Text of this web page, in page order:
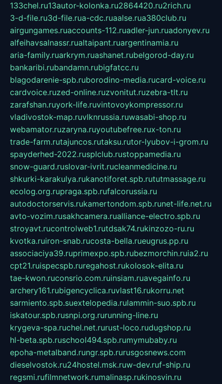
133chel.ru13autor-kolonka.ru2864420.ru2rich.ru
3-d-file.ru3d-file.rua-cdc.ruaalse.rua380club.ru
airgungames.ruaccounts-112.ruadler-jun.ruadonyev.ru
alfeihavsalnassr.rualtaipant.ruargentinamia.ru
aria-family.ruarkrym.ruashanet.rubelgorod-day.ru
bankaribi.rubandamn.rubigfatcc.ru
blagodarenie-spb.ruborodino-media.rucard-voice.ru
cardvoice.ruzed-online.ruzvonitut.ruzebra-tlt.ru
zarafshan.ruyork-life.ruvintovoykompressor.ru
vladivostok-map.ruvlknrussia.ruwasabi-shop.ru
webamator.ruzaryna.ruyoutubefree.rux-ton.ru
trade-farm.rutajuncos.rutaksu.rutor-lyubov-i-grom.ru
spayderhed-2022.rusplclub.rustoppamedia.ru
snow-guard.ruslovar-ivrit.rucleanmedicine.ru
shkurki-karakulya.rukanotiforet.spb.rututmassage.ru
ecolog.org.rupraga.spb.rufalcorussia.ru
autodoctorservis.rukamertondom.spb.runet-life.net.ru
avto-vozim.rusakhcamera.rualliance-electro.spb.ru
stroyavt.rucontrolweb1.rutdsak74.rukinzozo-ru.ru
kvotka.ruiron-snab.rucosta-bella.rueugrus.pp.ru
associaciya39.ruprimexpo.spb.rubezmorchin.ruia2.ru
cpt21.ruispecspb.ruregahost.rukolosok-elita.ru
tae-kwon.ruconsrio.com.ruinsiam.ruavegainfo.ru
archery161.rubigencyclica.ruvlast16.rukorru.net
sarmiento.spb.suextelopedia.rulammin-suo.spb.ru
iskatour.spb.rusnpi.org.rurunning-line.ru
krygeva-spa.ruchel.net.rurust-loco.rudugshop.ru
hl-beta.spb.ruschool494.spb.rumymubaby.ru
epoha-metalband.rungr.spb.rurusgosnews.com
dieselvostok.ru24hostel.msk.ruw-dev.ruf-ship.ru
regsmi.rufilmnetwork.rumalinasp.rukinosvin.ru